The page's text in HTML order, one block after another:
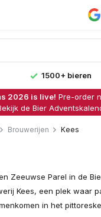
1500+ bieren
2026 is live! Pre-order
de Bier
Brouwerijen Kees
Zeeuwse Parel in de
Kees, een plek waar
in het